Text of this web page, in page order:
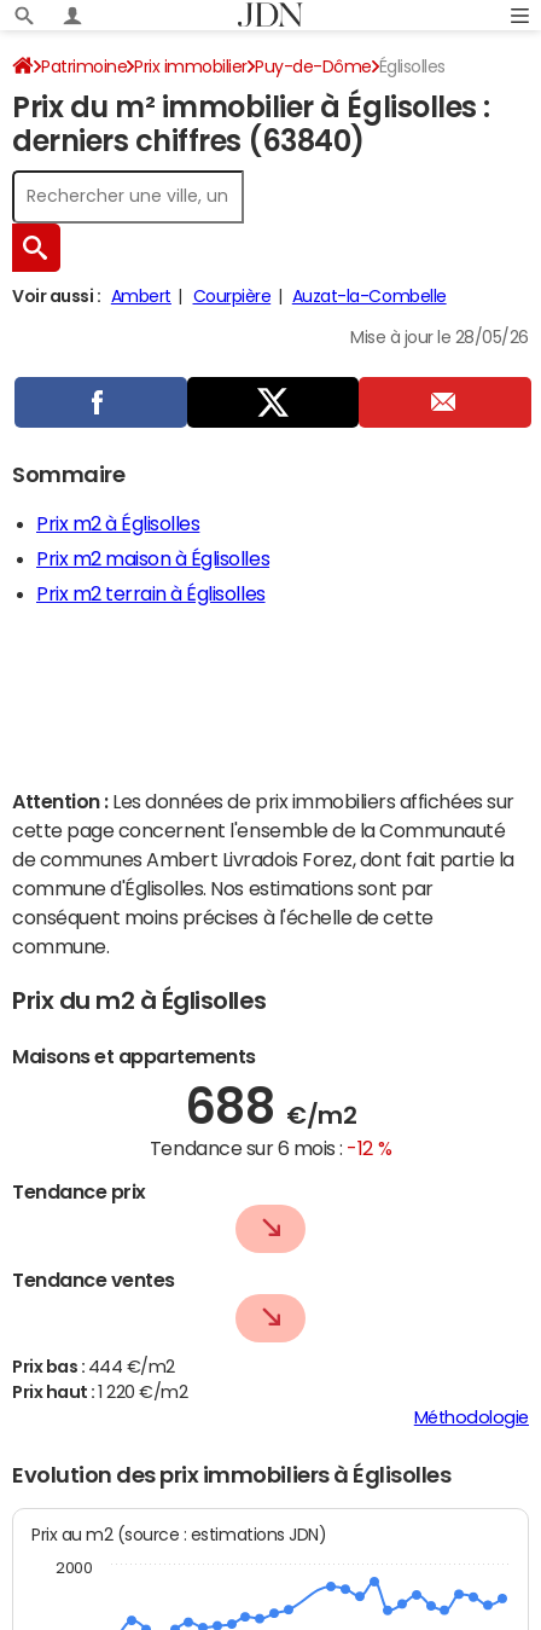
Patrimoine Prix immobilier Puy-de-Dôme Églisolles
Prix du m² immobilier à Églisolles :
derniers chiffres (63840)
Voir aussi : Ambert Courpière Auzat-la-Combelle
Mise à jour le 28/05/26
Sommaire
Prix m2 à Églisolles
Prix m2 maison à Églisolles
Prix m2 terrain à Églisolles
Attention : Les données de prix immobiliers affichées sur
cette page concernent l'ensemble de la Communauté
de communes Ambert Livradois Forez, dont fait partie la
commune d'Églisolles. Nos estimations sont par
conséquent moins précises à l'échelle de cette
commune.
Prix du m2 à Églisolles
Maisons et appartements
688 €/m2
Tendance sur 6 mois : -12 %
Tendance prix
Tendance ventes
Prix bas : 444 €/m2
Prix haut :
1 220 €/m2
Méthodologie
Evolution des prix immobiliers à Églisolles
Prix au m2 (source : estimations JDN)
2000